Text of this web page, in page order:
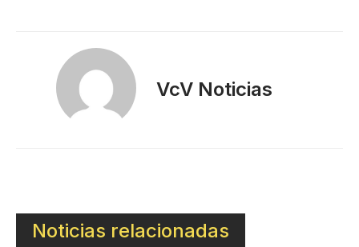
VcV Noticias
Noticias relacionadas